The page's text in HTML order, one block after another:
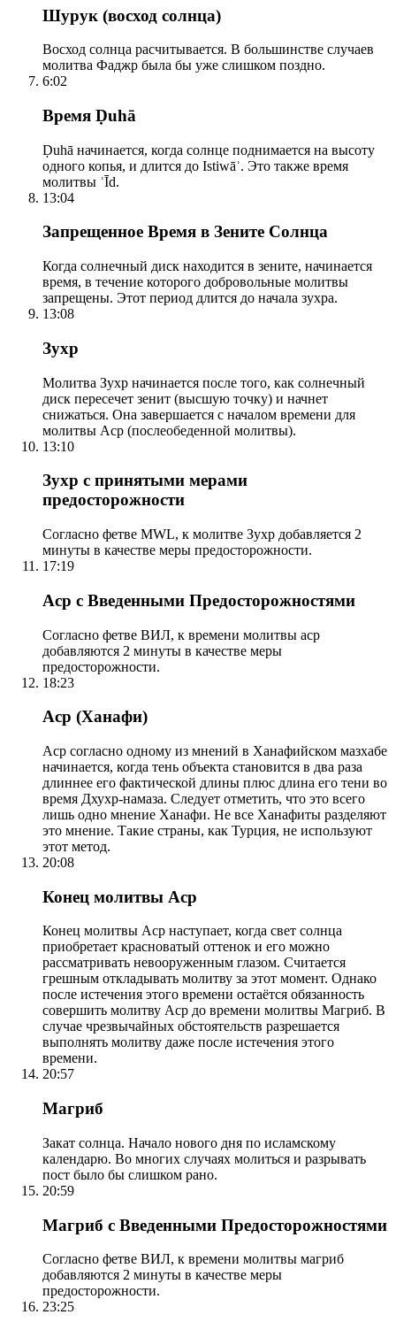
Шурук (восход солнца)
Восход солнца расчитывается. В большинстве случаев
молитва Фаджр была бы уже слишком поздно.
6:02
Время Ḍuhā
Ḍuhā начинается, когда солнце поднимается на высоту
одного копья, и длится до Istiwāʾ. Это также время
молитвы ʿĪd.
13:04
Запрещенное Время в Зените Солнца
Когда солнечный диск находится в зените, начинается
время, в течение которого добровольные молитвы
запрещены. Этот период длится до начала зухра.
13:08
Зухр
Молитва Зухр начинается после того, как солнечный
диск пересечет зенит (высшую точку) и начнет
снижаться. Она завершается с началом времени для
молитвы Аср (послеобеденной молитвы).
13:10
Зухр с принятыми мерами
предосторожности
Согласно фетве MWL, к молитве Зухр добавляется 2
минуты в качестве меры предосторожности.
17:19
Аср с Введенными Предосторожностями
Согласно фетве ВИЛ, к времени молитвы аср
добавляются 2 минуты в качестве меры
предосторожности.
18:23
Аср (Ханафи)
Аср согласно одному из мнений в Ханафийском мазхабе
начинается, когда тень объекта становится в два раза
длиннее его фактической длины плюс длина его тени во
время Дхухр-намаза. Следует отметить, что это всего
лишь одно мнение Ханафи. Не все Ханафиты разделяют
это мнение. Такие страны, как Турция, не используют
этот метод.
20:08
Конец молитвы Аср
Конец молитвы Аср наступает, когда свет солнца
приобретает красноватый оттенок и его можно
рассматривать невооруженным глазом. Считается
грешным откладывать молитву за этот момент. Однако
после истечения этого времени остаётся обязанность
совершить молитву Аср до времени молитвы Магриб. В
случае чрезвычайных обстоятельств разрешается
выполнять молитву даже после истечения этого
времени.
20:57
Магриб
Закат солнца. Начало нового дня по исламскому
календарю. Во многих случаях молиться и разрывать
пост было бы слишком рано.
20:59
Магриб с Введенными Предосторожностями
Согласно фетве ВИЛ, к времени молитвы магриб
добавляются 2 минуты в качестве меры
предосторожности.
23:25